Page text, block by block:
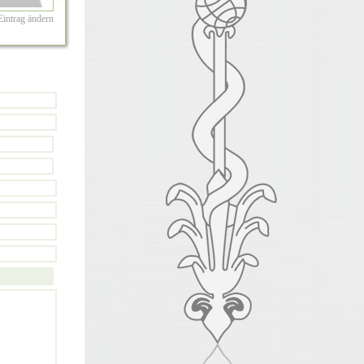
ändern